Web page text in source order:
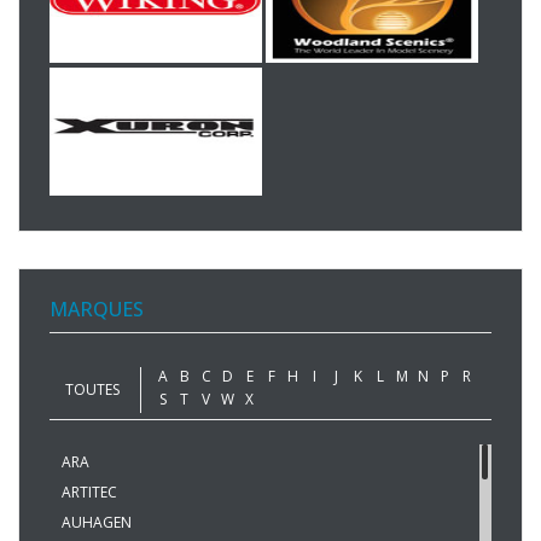
MARQUES
TOUTES
A B C D E F H I J K L M N P
R
S
T V W X
ARA
ARTITEC
AUHAGEN